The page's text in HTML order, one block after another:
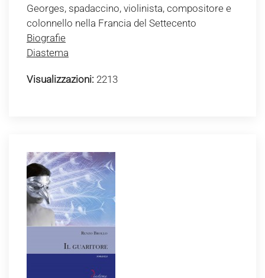
Georges, spadaccino, violinista, compositore e
colonnello nella Francia del Settecento
Biografie
Diastema
Visualizzazioni: 2213